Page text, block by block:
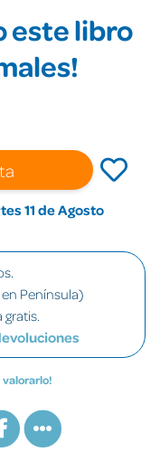
este libro
11 de Agosto
Península)
valorarlo!